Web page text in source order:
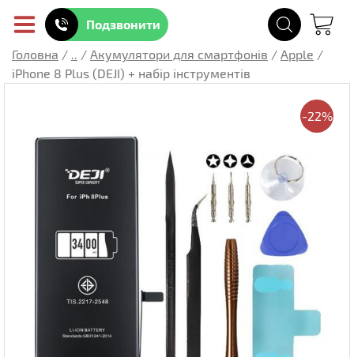
Подзвонити
Головна / .. / Акумулятори для смартфонів / Apple /
iPhone 8 Plus (DEJI) + набір інструментів
-22%